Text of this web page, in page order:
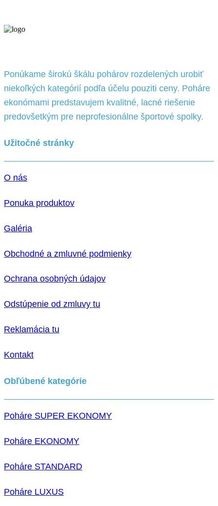
Ponúkame širokú škálu pohárov rozdelených urobiť
niekoľkých kategórií podľa účelu pouziti ceny. Poháre
ekonómami predstavujem kvalitné, lacné riešenie
predovšetkým pre neprofesionálne športové spolky.
Užitočné stránky
O nás
Ponuka produktov
Galéria
Obchodné a zmluvné podmienky
Ochrana osobných údajov
Odstúpenie od zmluvy tu
Reklamácia tu
Kontakt
Obľúbené kategórie
Poháre SUPER EKONOMY
Poháre EKONOMY
Poháre STANDARD
Poháre LUXUS